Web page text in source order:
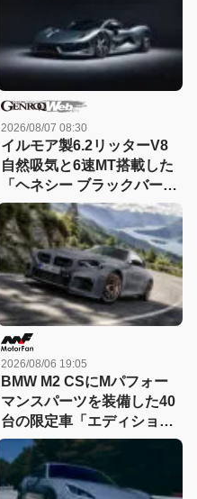
2026/08/07 08:30
イルモア製6.2リッターV8
自然吸気と6速MT搭載した
「ヘネシー ブラックバー
ド」がデビュー【動画】
2026/08/06 19:05
BMW M2 CSにMパフォー
マンスパーツを装備した40
台の限定車「エディショ
ン・エッジ」が登場！